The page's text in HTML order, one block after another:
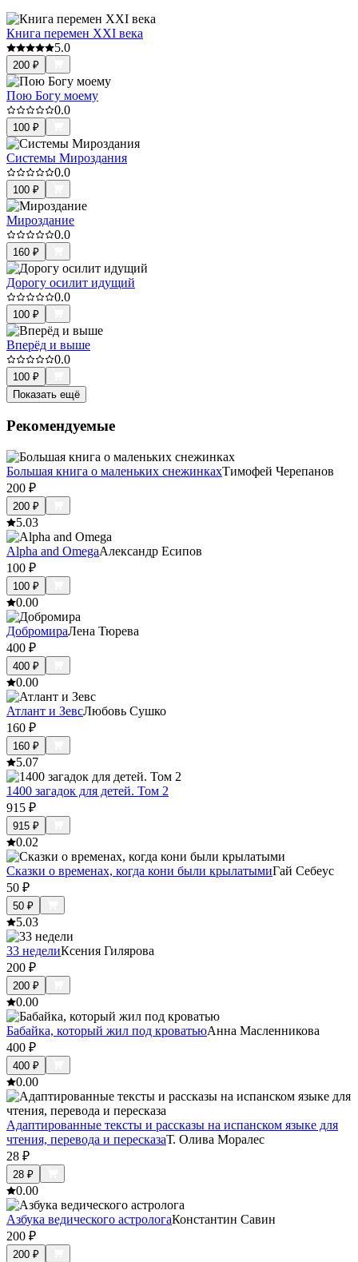
Книга перемен XXI века
5.0
200 ₽
Пою Богу моему
0.0
100 ₽
Системы Мироздания
0.0
100 ₽
Мироздание
0.0
160 ₽
Дорогу осилит идущий
0.0
100 ₽
Вперёд и выше
0.0
100 ₽
Показать ещё
Рекомендуемые
Большая книга о маленьких снежинкахТимофей Черепанов
200 ₽
200 ₽
5.03
Alpha and OmegaАлександр Есипов
100 ₽
100 ₽
0.00
ДобромираЛена Тюрева
400 ₽
400 ₽
0.00
Атлант и ЗевсЛюбовь Сушко
160 ₽
160 ₽
5.07
1400 загадок для детей. Том 2
915 ₽
915 ₽
0.02
Сказки о временах, когда кони были крылатымиГай Себеус
50 ₽
50 ₽
5.03
33 неделиКсения Гилярова
200 ₽
200 ₽
0.00
Бабайка, который жил под кроватьюАнна Масленникова
400 ₽
400 ₽
0.00
Адаптированные тексты и рассказы на испанском языке для
чтения, перевода и пересказаТ. Олива Моралес
28 ₽
28 ₽
0.00
Азбука ведического астрологаКонстантин Савин
200 ₽
200 ₽